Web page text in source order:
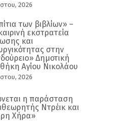
2026
των βιβλίων» –
εκστρατεία
και
στην
Δημοτική
Αγίου Νικολάου
2026
η παράσταση
Ντρέικ και
Χήρα»